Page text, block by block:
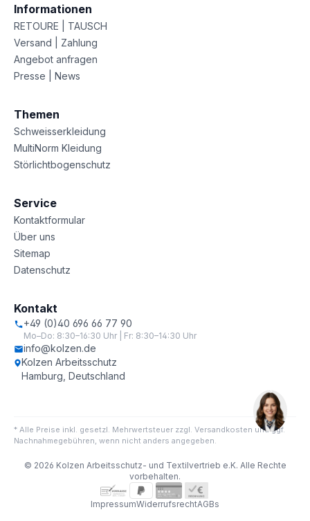
Informationen
RETOURE | TAUSCH
Versand | Zahlung
Angebot anfragen
Presse | News
Themen
Schweisserkleidung
MultiNorm Kleidung
Störlichtbogenschutz
Service
Kontaktformular
Über uns
Sitemap
Datenschutz
Kontakt
+49 (0)40 696 66 77 90
Mo–Do: 8:30–16:30 Uhr | Fr: 8:30–14:30 Uhr
info@kolzen.de
Kolzen Arbeitsschutz
Hamburg, Deutschland
* Alle Preise inkl. gesetzl. Mehrwertsteuer zzgl. Versandkosten und ggf.
Nachnahmegebühren, wenn nicht anders angegeben.
© 2026 Kolzen Arbeitsschutz- und Textilvertrieb e.K. Alle Rechte
vorbehalten.
ImpressumWiderrufsrechtAGBs